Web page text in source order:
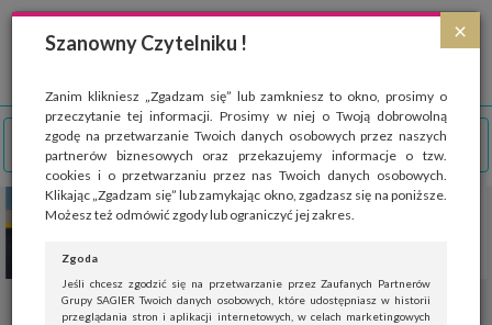
×
Szanowny Czytelniku !
Zanim klikniesz „Zgadzam się” lub zamkniesz to okno, prosimy o
przeczytanie tej informacji. Prosimy w niej o Twoją dobrowolną
zgodę na przetwarzanie Twoich danych osobowych przez naszych
partnerów biznesowych oraz przekazujemy informacje o tzw.
cookies i o przetwarzaniu przez nas Twoich danych osobowych.
Klikając „Zgadzam się” lub zamykając okno, zgadzasz się na poniższe.
Możesz też odmówić zgody lub ograniczyć jej zakres.
Zgoda
Jeśli chcesz zgodzić się na przetwarzanie przez Zaufanych Partnerów
Grupy SAGIER Twoich danych osobowych, które udostępniasz w historii
przeglądania stron i aplikacji internetowych, w celach marketingowych
Strona wykorzystuje pliki cookies, które służą głównie do celów statystycznych.
Wyrażając zgodę na używanie 'cookies', zezwalasz na zapisanie ich w pamięci
przeglądarki. Przejdź do
polityki cookies